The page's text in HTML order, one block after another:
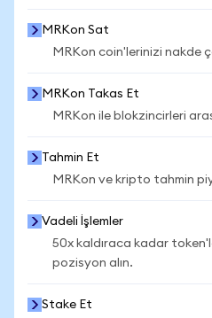
MRKon Sat
MRKon coin'lerinizi nakde
MRKon Takas Et
MRKon ile blokzincirleri
Tahmin Et
MRKon ve kripto tahmin
Vadeli İşlemler
50x kaldıraca kadar
pozisyon alın.
Stake Et